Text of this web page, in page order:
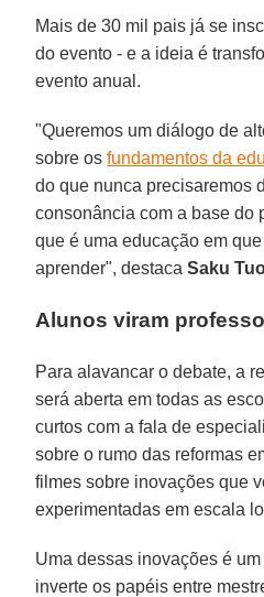
Mais de 30 mil pais já se
do evento - e a ideia é
evento anual.
"Queremos um diálogo de
sobre osfundamentos da
do que nunca precisaremos
consonância com a base do
que é uma educação em
aprender", destacaSaku
Alunos viram
Para alavancar o debate, a
será aberta em todas as
curtos com a fala de
sobre o rumo das reformas
filmes sobre inovações que
experimentadas em escala
Uma dessas inovações é
inverte os papéis entre